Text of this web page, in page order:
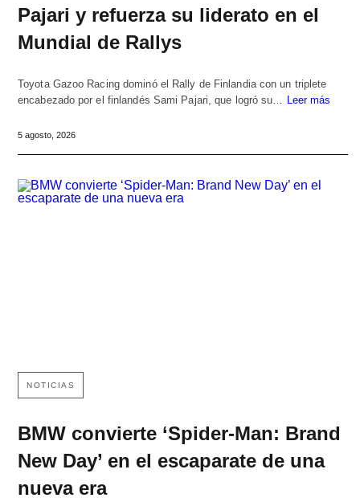
Pajari y refuerza su liderato en el
Mundial de Rallys
Toyota Gazoo Racing dominó el Rally de Finlandia con un triplete
encabezado por el finlandés Sami Pajari, que logró su… Leer más
5 agosto, 2026
NOTICIAS
BMW convierte ‘Spider-Man: Brand
New Day’ en el escaparate de una
nueva era